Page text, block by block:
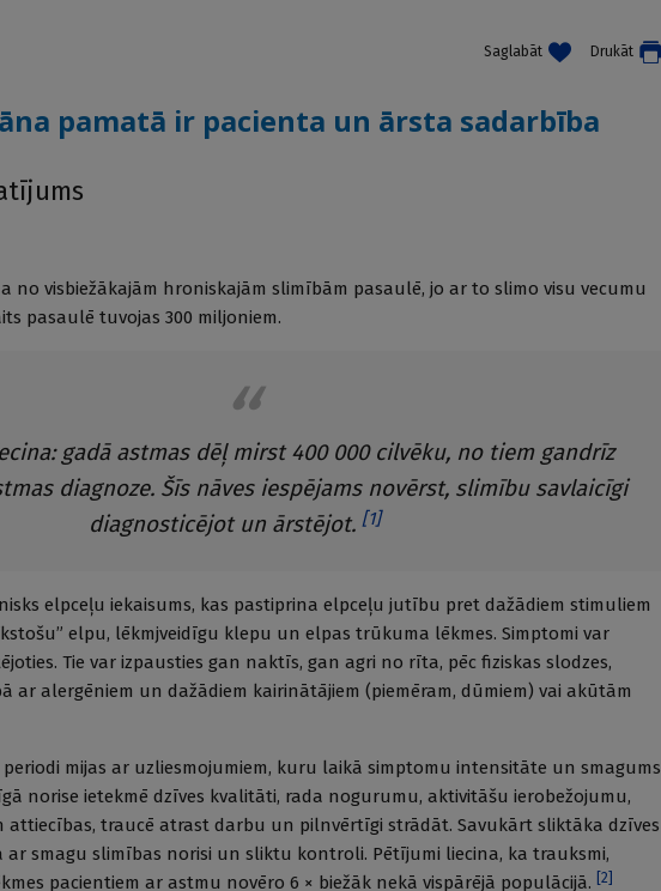
Saglabāt Drukāt
pamatā ir pacienta un ārsta sadarbība
no visbiežākajām hroniskajām slimībām pasaulē, jo ar to slimo visu vecumu
pasaulē tuvojas 300 miljoniem.
gadā astmas dēļ mirst 400 000 cilvēku, no tiem gandrīz
diagnoze. Šīs nāves iespējams novērst, slimību savlaicīgi
diagnosticējot un ārstējot. [1]
elpceļu iekaisums, kas pastiprina elpceļu jutību pret dažādiem stimuliem
elpu, lēkmjveidīgu klepu un elpas trūkuma lēkmes. Simptomi var
Tie var izpausties gan naktīs, gan agri no rīta, pēc fiziskas slodzes,
ar alergēniem un dažādiem kairinātājiem (piemēram, dūmiem) vai akūtām
periodi mijas ar uzliesmojumiem, kuru laikā simptomu intensitāte un smagums
norise ietekmē dzīves kvalitāti, rada nogurumu, aktivitāšu ierobežojumu,
attiecības, traucē atrast darbu un pilnvērtīgi strādāt. Savukārt sliktāka dzīves
ar smagu slimības norisi un sliktu kontroli. Pētījumi liecina, ka trauksmi,
pacientiem ar astmu novēro 6 × biežāk nekā vispārējā populācijā.
2